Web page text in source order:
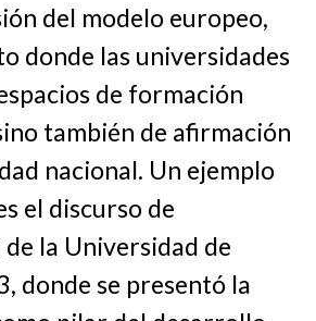
del modelo europeo,
donde las universidades
de formación
también de afirmación
nacional. Un ejemplo
el discurso de
la Universidad de
donde se presentó la